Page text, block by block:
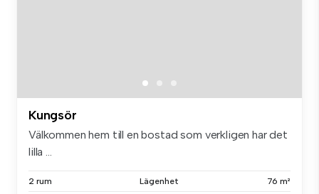
Kungsör
Välkommen hem till en bostad som verkligen har det
lilla ...
2 rum Lägenhet 76 m²